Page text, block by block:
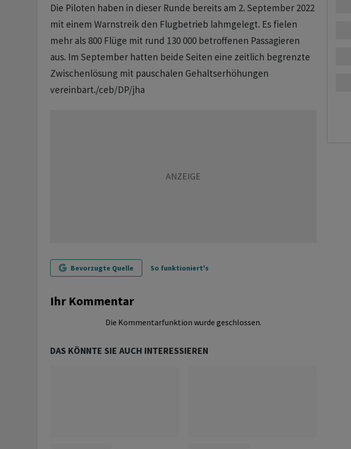
Die Piloten haben in dieser Runde bereits am 2. September 2022
mit einem Warnstreik den Flugbetrieb lahmgelegt. Es fielen
mehr als 800 Flüge mit rund 130 000 betroffenen Passagieren
aus. Im September hatten beide Seiten eine zeitlich begrenzte
Zwischenlösung mit pauschalen Gehaltserhöhungen
vereinbart./ceb/DP/jha
Bevorzugte Quelle So funktioniert's
Ihr Kommentar
Die Kommentarfunktion wurde geschlossen.
DAS KÖNNTE SIE AUCH INTERESSIEREN